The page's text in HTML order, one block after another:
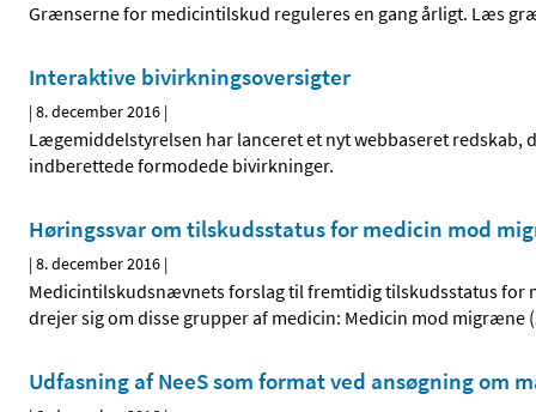
Grænserne for medicintilskud reguleres en gang årligt. Læs
Interaktive bivirkningsoversigter
|8. december 2016 |
Lægemiddelstyrelsen har lanceret et nyt webbaseret
indberettede formodede bivirkninger.
Høringssvar om tilskudsstatus for medicin mod
|8. december 2016 |
Medicintilskudsnævnets forslag til fremtidig tilskudsstatus for
drejer sig om disse grupper af medicin: Medicin mod migræne
Udfasning af NeeS som format ved ansøgning